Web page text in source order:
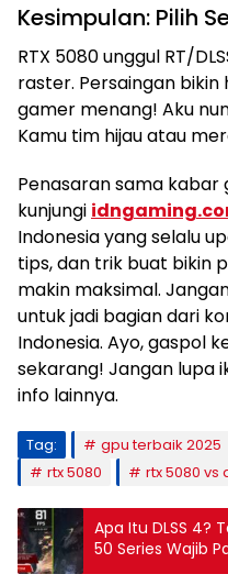
Kesimpulan: Pilih
RTX 5080 unggul RT/
raster. Persaingan bikin
gamer menang! Aku
Kamu tim hijau atau
Penasaran sama kabar
kunjungi
Indonesia yang selalu
tips, dan trik buat bikin
makin maksimal.
untuk jadi bagian dari
Indonesia. Ayo, gaspol
sekarang! Jangan lupa
info lainnya.
Tag: gpu terbaik 2025
rtx 5080
rtx 5080 vs
Apa Itu DLSS 4?
50 Series Wajib